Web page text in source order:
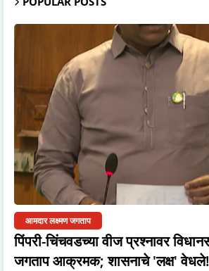
आमदार लक्ष्मण जगताप
पिंपरी-चिंचवडच्या वीज प्रश्नावर
जगताप आक्रमक; शासनाचे 'लक्ष' वेधले!